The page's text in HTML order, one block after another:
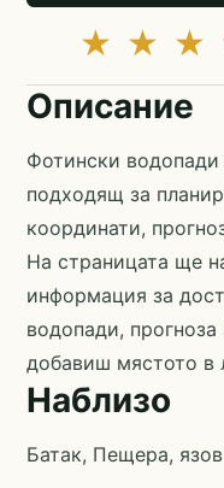
★ ★ ★
Описание
Фотински
подходящ за
координати,
На страницата ще
информация за
водопади,
добавиш мястото в
Наблизо
Батак, Пещера,